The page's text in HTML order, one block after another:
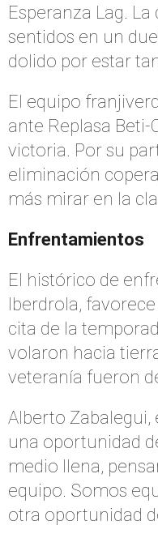
Esperanza Lag.
sentidos en un
dolido por estar
El equipo
ante Replasa
victoria. Por su
eliminación
más mirar en la
Enfrentamientos
El histórico de
Iberdrola,
cita de la
volaron hacia
veteranía fueron
Alberto Zabalegui,
una oportunidad
medio llena,
equipo. Somos
otra oportunidad